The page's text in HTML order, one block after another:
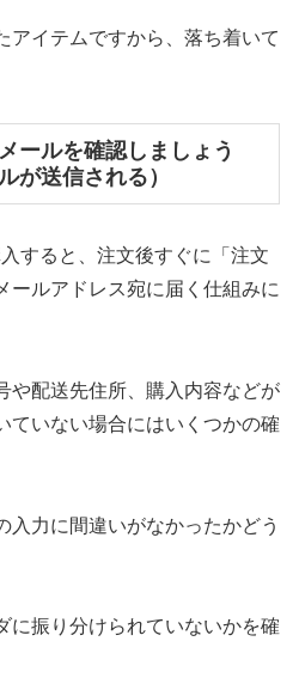
アイテムですから、落ち着いて
ールを確認しましょう
が送信される）
すると、注文後すぐに「注文
ールアドレス宛に届く仕組みに
や配送先住所、購入内容などが
ていない場合にはいくつかの確
入力に間違いがなかったかどう
に振り分けられていないかを確